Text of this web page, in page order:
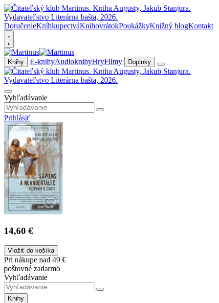
DoručenieKníhkupectváKnihovrátokPoukážkyKnižný blogKontakt
Knihy E-knihyAudioknihyHryFilmy Doplnky
Vyhľadávanie
Prihlásiť
14,60 €
Vložiť do košíka
Pri nákupe nad 49 €
poštovné zadarmo
Vyhľadávanie
Knihy